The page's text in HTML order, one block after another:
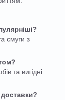
смуги з
та вигідні
доставки?